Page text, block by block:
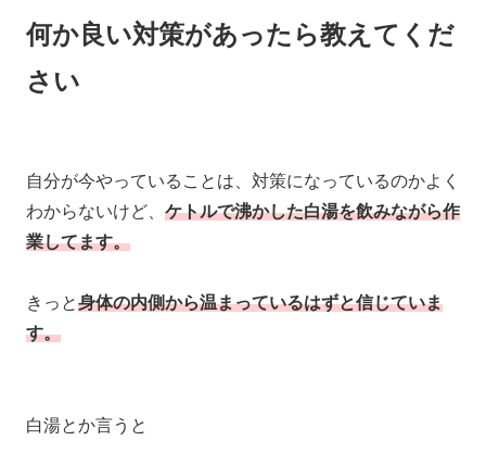
何か良い対策があったら教えてくだ
さい
自分が今やっていることは、対策になっているのかよく
わからないけど、 ケトルで沸かした白湯を飲みながら作
業してます。
きっと身体の内側から温まっているはずと信じていま
す。
白湯とか言うと